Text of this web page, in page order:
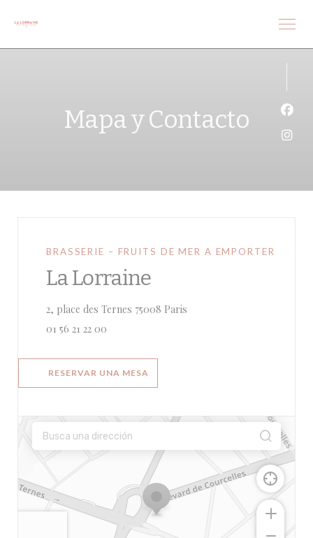
Mapa y Contacto
BRASSERIE – FRUITS DE MER A EMPORTER
La Lorraine
2, place des Ternes 75008 Paris
01 56 21 22 00
RESERVAR UNA MESA